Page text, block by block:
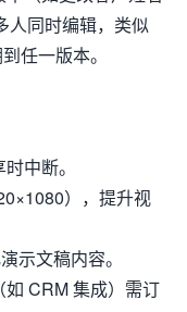
人同时编辑，类似
任一版本。
中断。
），提升视
示文稿内容。
CRM 集成）需订